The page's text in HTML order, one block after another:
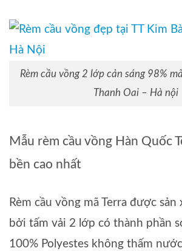
Rèm cầu vồng 2 lớp cản sáng 98%
Thanh Oai – Hà nội
Mẫu rèm cầu vồng Hàn Quốc
bền cao nhất
Rèm cầu vồng mã Terra được
bởi tấm vải 2 lớp có thành phần
100% Polyestes không thấm